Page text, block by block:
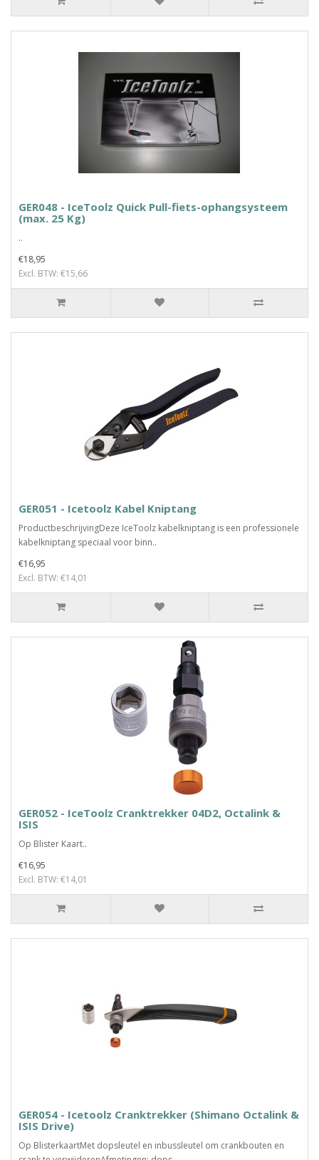
GER048 - IceToolz Quick Pull-fiets-ophangsysteem
(max. 25 Kg)
..
€18,95
Excl. BTW: €15,66
GER051 - Icetoolz Kabel Kniptang
ProductbeschrijvingDeze IceToolz kabelkniptang is een professionele
kabelkniptang speciaal voor binn..
€16,95
Excl. BTW: €14,01
GER052 - IceToolz Cranktrekker 04D2, Octalink &
ISIS
Op Blister Kaart..
€16,95
Excl. BTW: €14,01
GER054 - Icetoolz Cranktrekker (Shimano Octalink &
ISIS Drive)
Op BlisterkaartMet dopsleutel en inbussleutel om crankbouten en